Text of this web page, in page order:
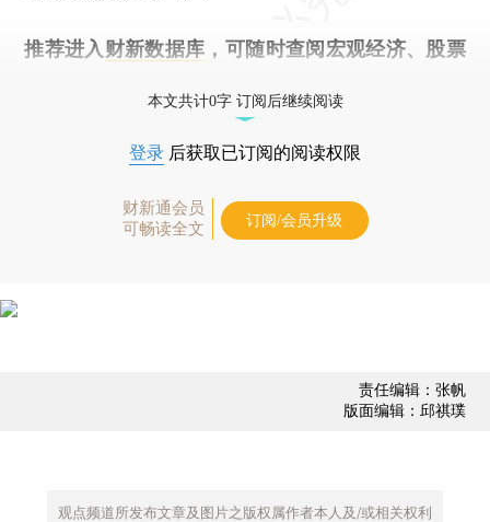
推荐进入 财新数据库 ，可随时查阅宏观经济、股票
本文共计0字 订阅后继续阅读
登录 后获取已订阅的阅读权限
财新通会员
可畅读全文
订阅/会员升级
责任编辑：张帆
版面编辑：邱祺璞
观点频道所发布文章及图片之版权属作者本人及/或相关权利